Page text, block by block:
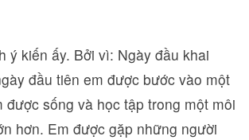
ý kiến ấy. Bởi vì: Ngày đầu khai
đầu tiên em được bước vào một
được sống và học tập trong một môi
hơn. Em được gặp những người